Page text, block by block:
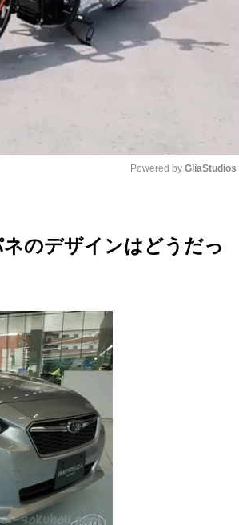
u
t
Powered by GliaStudios
のデザインはどうだっ